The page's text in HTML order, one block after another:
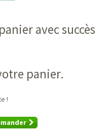
avec succès
panier.
!